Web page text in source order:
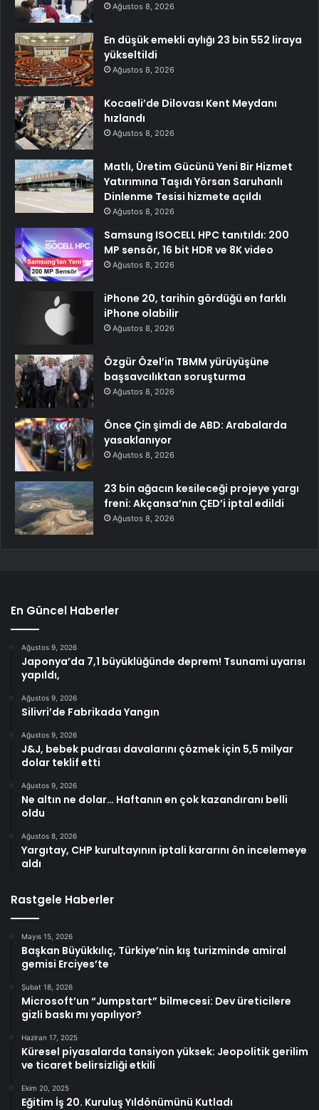
Ağustos 8, 2026
En düşük emekli aylığı 23 bin 552 liraya
yükseltildi
Ağustos 8, 2026
Kocaeli’de Dilovası Kent Meydanı
hızlandı
Ağustos 8, 2026
Matlı, Üretim Gücünü Yeni Bir Hizmet
Yatırımına Taşıdı Yörsan Saruhanlı
Dinlenme Tesisi hizmete açıldı
Ağustos 8, 2026
Samsung ISOCELL HPC tanıtıldı: 200
MP sensör, 16 bit HDR ve 8K video
Ağustos 8, 2026
iPhone 20, tarihin gördüğü en farklı
iPhone olabilir
Ağustos 8, 2026
Özgür Özel’in TBMM yürüyüşüne
başsavcılıktan soruşturma
Ağustos 8, 2026
Önce Çin şimdi de ABD: Arabalarda
yasaklanıyor
Ağustos 8, 2026
23 bin ağacın kesileceği projeye yargı
freni: Akçansa’nın ÇED’i iptal edildi
Ağustos 8, 2026
En Güncel Haberler
Ağustos 9, 2026
Japonya’da 7,1 büyüklüğünde deprem! Tsunami uyarısı
yapıldı,
Ağustos 9, 2026
Silivri’de Fabrikada Yangın
Ağustos 9, 2026
J&J, bebek pudrası davalarını çözmek için 5,5 milyar
dolar teklif etti
Ağustos 9, 2026
Ne altın ne dolar… Haftanın en çok kazandıranı belli
oldu
Ağustos 8, 2026
Yargıtay, CHP kurultayının iptali kararını ön incelemeye
aldı
Rastgele Haberler
Mayıs 15, 2026
Başkan Büyükkılıç, Türkiye’nin kış turizminde amiral
gemisi Erciyes’te
Şubat 18, 2026
Microsoft’un “Jumpstart” bilmecesi: Dev üreticilere
gizli baskı mı yapılıyor?
Haziran 17, 2025
Küresel piyasalarda tansiyon yüksek: Jeopolitik gerilim
ve ticaret belirsizliği etkili
Ekim 20, 2025
Eğitim İş 20. Kuruluş Yıldönümünü Kutladı